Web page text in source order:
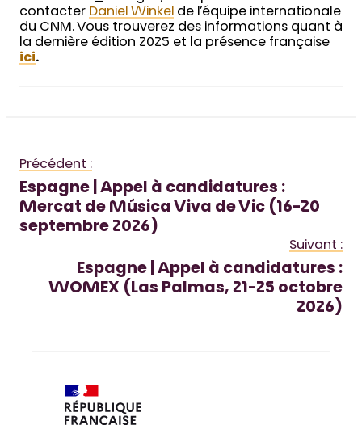
contacter Daniel Winkel de l’équipe internationale
du CNM. Vous trouverez des informations quant à
la dernière édition 2025 et la présence française
ici.
Précédent :
Espagne | Appel à candidatures :
Mercat de Música Viva de Vic (16-20
septembre 2026)
Suivant :
Espagne | Appel à candidatures :
WOMEX (Las Palmas, 21-25 octobre
2026)